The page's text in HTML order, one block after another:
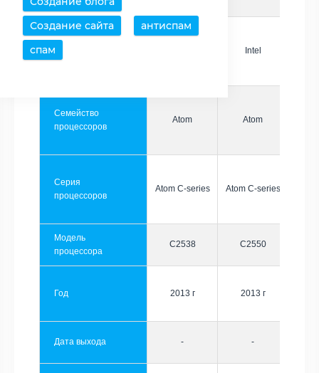
Создание сайта
антиспам
спамПроизводитель Intel
Семейство
процессоров
Atom Atom
Серия
процессоров
Atom C-series Atom C-series
Модель
процессора
C2538 C2550
Год 2013 г 2013 г
Дата выхода - -